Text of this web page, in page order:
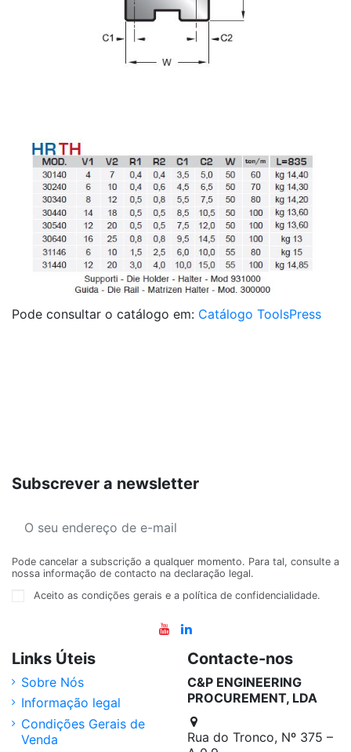
Pode consultar o catálogo em: Catálogo ToolsPress
Subscrever a newsletter
Pode cancelar a subscrição a qualquer momento. Para tal, consulte a
nossa informação de contacto na declaração legal.
Aceito as condições gerais e a política de confidencialidade.
Links Úteis
Sobre Nós
Informação legal
Condições Gerais de
Venda
Contacte-nos
C&P ENGINEERING
PROCUREMENT, LDA
Rua do Tronco, Nº 375 –